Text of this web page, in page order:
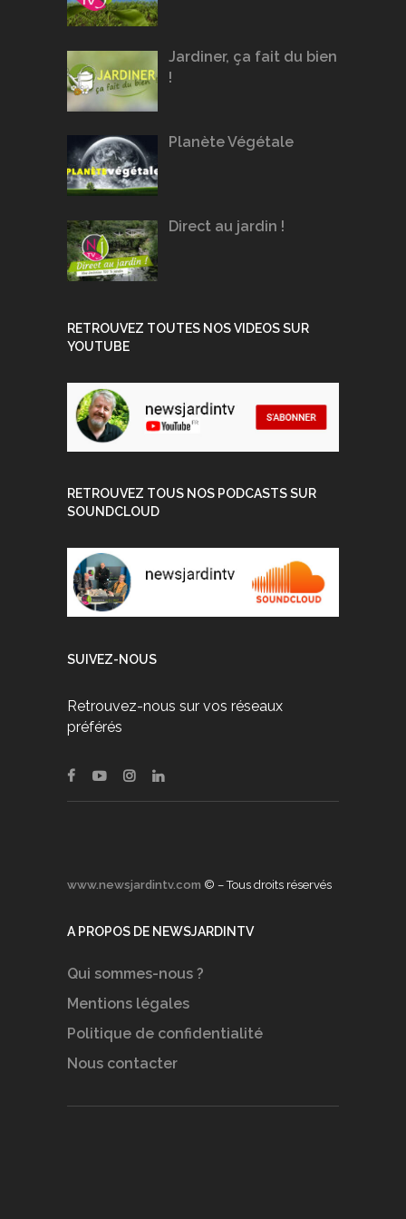
Jardiner, ça fait du bien
!
Planète Végétale
Direct au jardin !
RETROUVEZ TOUTES NOS VIDEOS SUR
YOUTUBE
RETROUVEZ TOUS NOS PODCASTS SUR
SOUNDCLOUD
SUIVEZ-NOUS
Retrouvez-nous sur vos réseaux
préférés
www.newsjardintv.com © – Tous droits réservés
A PROPOS DE NEWSJARDINTV
Qui sommes-nous ?
Mentions légales
Politique de confidentialité
Nous contacter